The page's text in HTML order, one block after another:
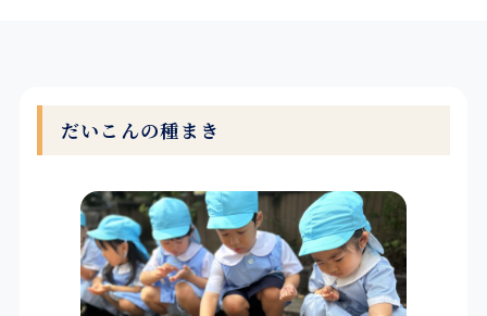
だいこんの種まき